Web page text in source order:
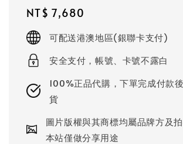
Regular
price
NT$ 7,680
可配送港澳地區(銀聯卡支付)
安全支付，帳號、卡號不露白
100%正品代購，下單完成付款
貨
圖片版權與其商標均屬品牌方及
本站僅做分享用途